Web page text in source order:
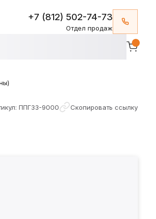
+7 (812) 502-74-73
Отдел продаж
ППГ33-9000 Скопировать ссылку